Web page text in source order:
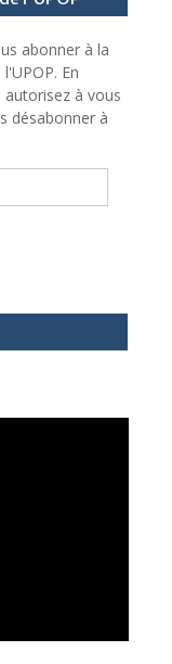
abonner à la
En
à vous
désabonner à